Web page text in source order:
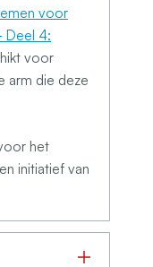
voor
Deel 4:
voor
arm die deze
het
initiatief van